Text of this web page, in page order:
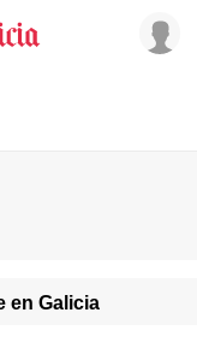
en Galicia